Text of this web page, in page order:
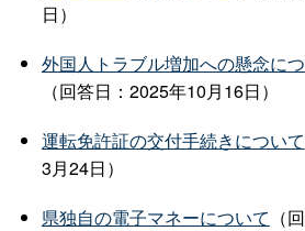
日）
外国人トラブル増加への懸念に
（回答日：2025年10月16日）
運転免許証の交付手続きについて
3月24日）
県独自の電子マネーについて （